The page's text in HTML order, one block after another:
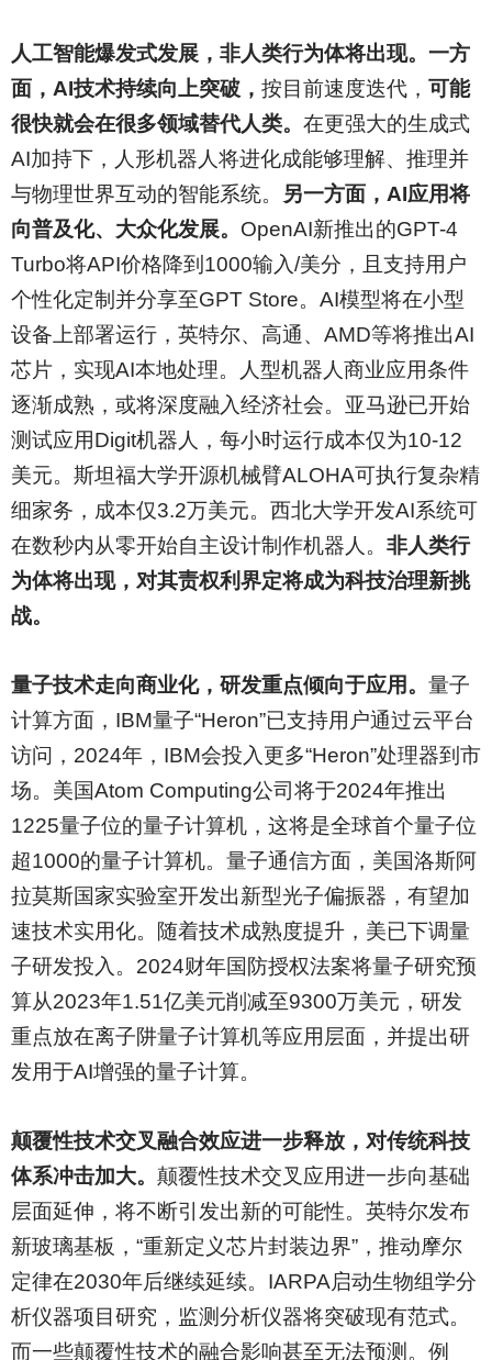
人工智能爆发式发展，非人类行为体将出现。一方
面，AI技术持续向上突破， 按目前速度迭代， 可能
很快就会在很多领域替代人类。 在更强大的生成式
AI加持下，人形机器人将进化成能够理解、推理并
与物理世界互动的智能系统。
另一方面，AI应用将
向普及化、大众化发展。 OpenAI新推出的GPT-4
Turbo将API价格降到1000输入/美分，且支持用户
个性化定制并分享至GPT Store。AI模型将在小型
设备上部署运行，英特尔、高通、AMD等将推出AI
芯片，实现AI本地处理。人型机器人商业应用条件
逐渐成熟，或将深度融入经济社会。亚马逊已开始
测试应用Digit机器人，每小时运行成本仅为10-12
美元。斯坦福大学开源机械臂ALOHA可执行复杂精
细家务，成本仅3.2万美元。西北大学开发AI系统可
在数秒内从零开始自主设计制作机器人。 非人类行
为体将出现，对其责权利界定将成为科技治理新挑
战。
量子技术走向商业化，研发重点倾向于应用。 量子
计算方面，IBM量子“Heron”已支持用户通过云平台
访问，2024年，IBM会投入更多“Heron”处理器到市
场。美国Atom Computing公司将于2024年推出
1225量子位的量子计算机，这将是全球首个量子位
超1000的量子计算机。量子通信方面，美国洛斯阿
拉莫斯国家实验室开发出新型光子偏振器，有望加
速技术实用化。随着技术成熟度提升，美已下调量
子研发投入。2024财年国防授权法案将量子研究预
算从2023年1.51亿美元削减至9300万美元，研发
重点放在离子阱量子计算机等应用层面，并提出研
发用于AI增强的量子计算。
颠覆性技术交叉融合效应进一步释放，对传统科技
体系冲击加大。 颠覆性技术交叉应用进一步向基础
层面延伸，将不断引发出新的可能性。英特尔发布
新玻璃基板，“重新定义芯片封装边界”，推动摩尔
定律在2030年后继续延续。IARPA启动生物组学分
析仪器项目研究，监测分析仪器将突破现有范式。
而一些颠覆性技术的融合影响甚至无法预测。例